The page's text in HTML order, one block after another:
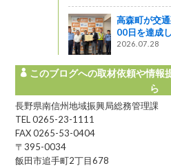
高森町が交
00日を達成
2026.07.28
このブログへの取材依頼や情報
ら
長野県南信州地域振興局総務管理課
TEL 0265-23-1111
FAX 0265-53-0404
〒395-0034
飯田市追手町2丁目678